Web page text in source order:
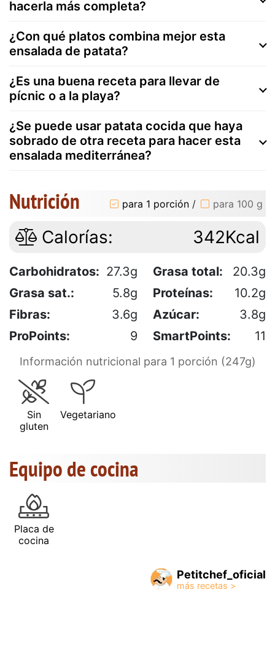
hacerla más completa?
¿Con qué platos combina mejor esta
ensalada de patata?
¿Es una buena receta para llevar de
pícnic o a la playa?
¿Se puede usar patata cocida que haya
sobrado de otra receta para hacer esta
ensalada mediterránea?
Nutrición para 1 porción / para 100 g
Calorías: 342Kcal
Carbohidratos: 27.3g Grasa total:
20.3g
Grasa sat.:
5.8g Proteínas:
10.2g
Fibras:
3.6g Azúcar:
3.8g
ProPoints:
9 SmartPoints: 11
Información nutricional para 1 porción (247g)
Sin
gluten
Vegetariano
Equipo de cocina
Placa de
cocina
Petitchef_oficial